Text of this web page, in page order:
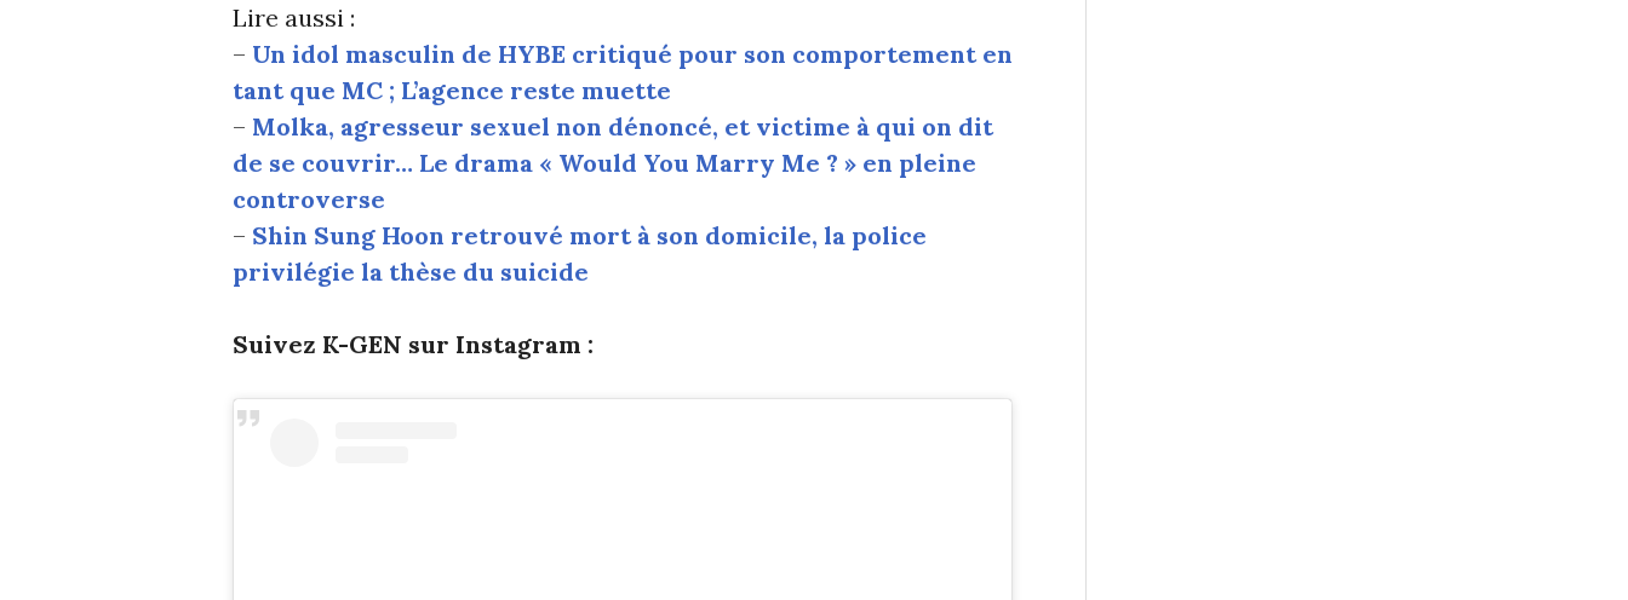
Lire aussi :
– Un idol masculin de HYBE critiqué pour son comportement en
tant que MC ; L’agence reste muette
– Molka, agresseur sexuel non dénoncé, et victime à qui on dit
de se couvrir… Le drama « Would You Marry Me ? » en pleine
controverse
– Shin Sung Hoon retrouvé mort à son domicile, la police
privilégie la thèse du suicide
Suivez K-GEN sur Instagram :